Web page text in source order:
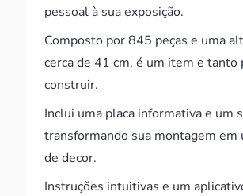
pessoal à sua exposição.
Composto por 845 peças e uma
cerca de 41 cm, é um item e tanto
construir.
Inclui uma placa informativa e um
transformando sua montagem em
de decor.
Instruções intuitivas e um